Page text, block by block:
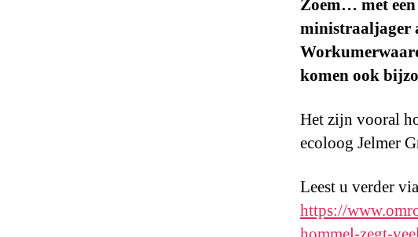
Zoem… met een
ministraaljager
komen ook
Het zijn vooral
ecoloog Jelmer
Leest u verder
https://